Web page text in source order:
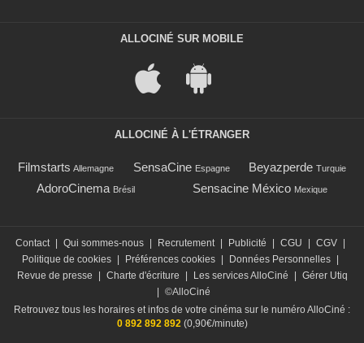
ALLOCINÉ SUR MOBILE
ALLOCINÉ À L'ÉTRANGER
Filmstarts Allemagne SensaCine Espagne Beyazperde Turquie
AdoroCinema Brésil Sensacine México Mexique
Contact | Qui sommes-nous | Recrutement | Publicité | CGU | CGV |
Politique de cookies | Préférences cookies | Données Personnelles |
Revue de presse
| Charte d'écriture | Les services AlloCiné | Gérer Utiq
| ©AlloCiné
Retrouvez tous les horaires et infos de votre cinéma sur le numéro AlloCiné :
0 892 892 892 (0,90€/minute)